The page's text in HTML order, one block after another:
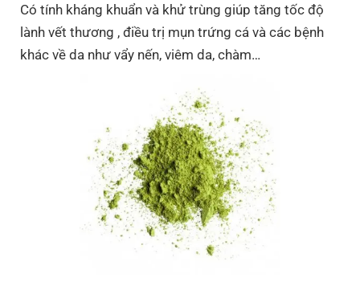
Có tính kháng khuẩn và khử trùng giúp tăng tốc độ
lành vết thương , điều trị mụn trứng cá và các bệnh
khác về da như vẩy nến, viêm da, chàm…